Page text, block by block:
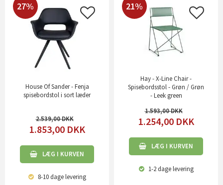
27%
House Of Sander - Fenja
spisebordstol i sort læder
2.539,00
1.853,00 DKK
LÆG I KURVEN
8-10 dagelevering
21%
Hay - X-Line Chair -
Spisebordsstol - Grøn / Grøn
- Leek green
1.593,00
1.254,00 DKK
LÆG I KURVEN
1-2 dagelevering